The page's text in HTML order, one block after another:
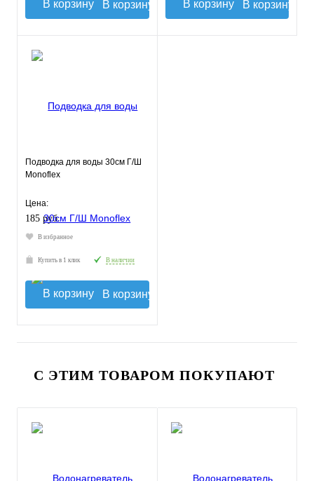
В корзину В корзину
Подводка для воды 30см Г/Ш
Monoflex
Цена:
185 руб.
В избранное
Купить в 1 клик В наличии
В корзину
С ЭТИМ ТОВАРОМ ПОКУПАЮТ